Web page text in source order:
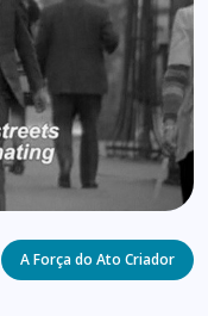
Categories
A Força do Ato Criador